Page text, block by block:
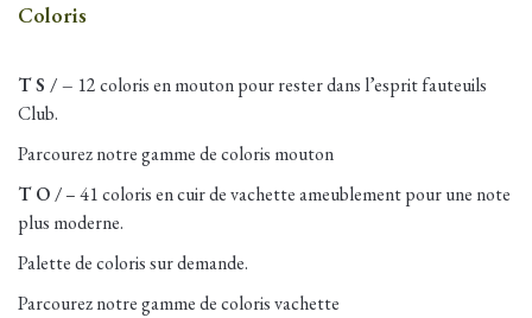
Coloris
T S / – 12 coloris en mouton pour rester dans l’esprit fauteuils
Club.
Parcourez notre gamme de coloris mouton
T O /– 41 coloris en cuir de vachette ameublement pour une note
plus moderne.
Palette de coloris sur demande.
Parcourez notre gamme de coloris vachette